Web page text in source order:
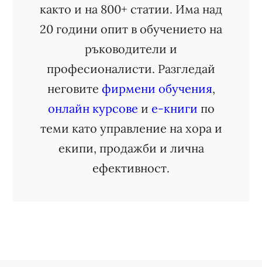
както и на 800+ статии. Има над
20 години опит в обучението на
ръководители и
професионалисти. Разгледай
неговите фирмени обучения,
онлайн курсове и е-книги по
теми като управление на хора и
екипи, продажби и лична
ефективност.